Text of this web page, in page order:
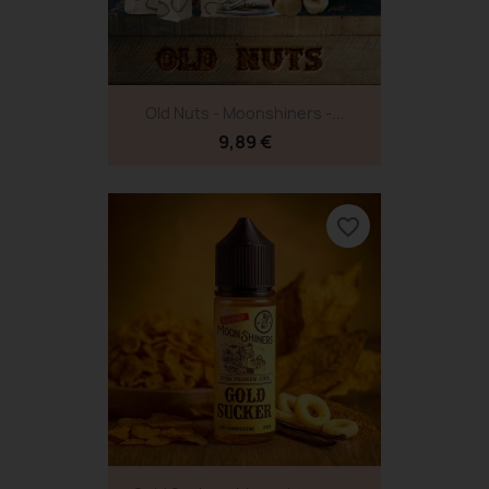
Old Nuts - Moonshiners -...
9,89 €
favorite_border